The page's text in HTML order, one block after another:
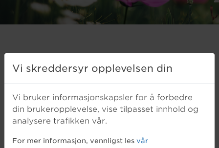
Lånebeløp
Rentesats (%)
Registrer deg for å få tilgang til
boliglånskalkulatoren
Registrer deg
Vi skreddersyr opplevelsen din
Vi bruker informasjonskapsler for å forbedre
din brukeropplevelse, vise tilpasset innhold og
analysere trafikken vår.
For mer informasjon, vennligst les vår